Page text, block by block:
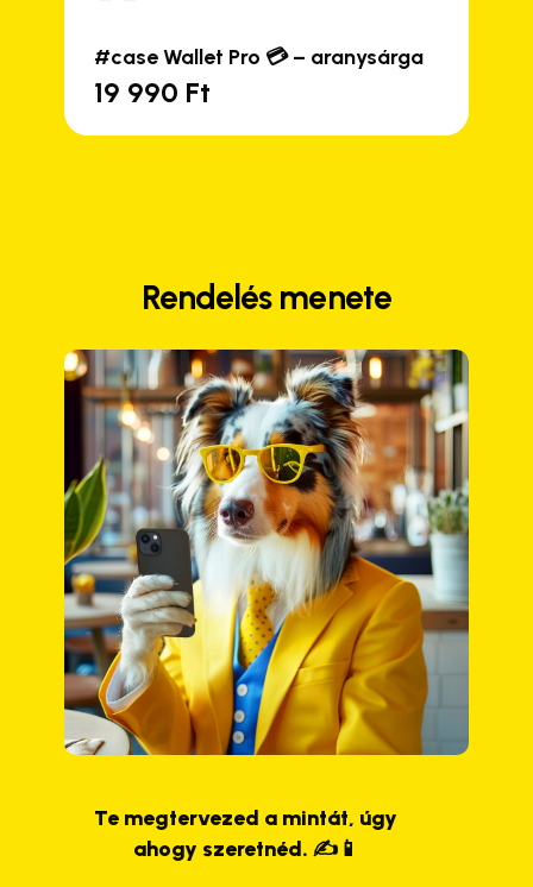
#case Wallet Pro 💳 – aranysárga
19 990 Ft
Rendelés menete
Te megtervezed a mintát, úgy
ahogy szeretnéd. ✍️📱